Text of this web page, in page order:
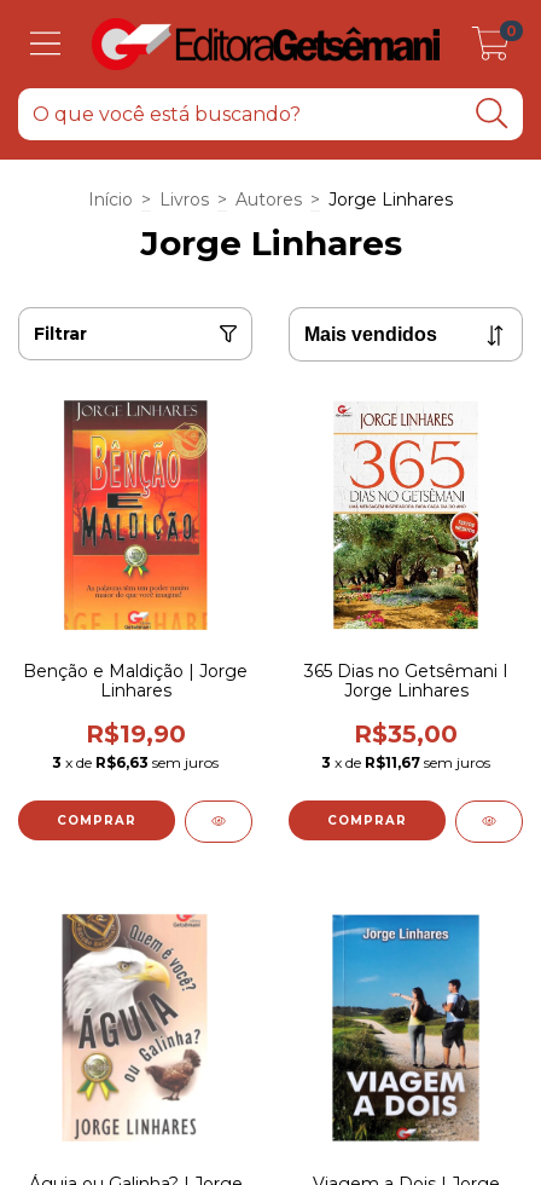
0
Início > Livros > Autores > Jorge Linhares
Jorge Linhares
Filtrar
Benção e Maldição | Jorge
Linhares
R$19,90
3 x de R$6,63 sem juros
365 Dias no Getsêmani I
Jorge Linhares
R$35,00
3 x de R$11,67 sem juros